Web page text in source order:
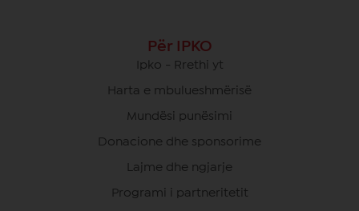
Për IPKO
Ipko - Rrethi yt
Harta e mbulueshmërisë
Mundësi punësimi
Donacione dhe sponsorime
Lajme dhe ngjarje
Programi i partneritetit